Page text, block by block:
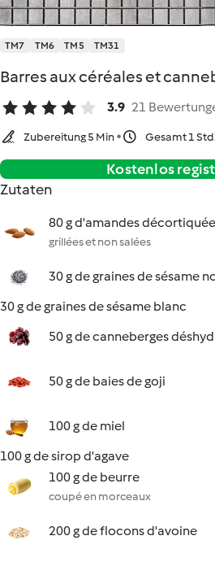
TM7 TM6 TM5 TM31
Barres aux céréales et
3.9 21
Zubereitung 5 Min Gesamt 1
Kostenlos
Zutaten
80 g d'amandes
grillées et non salées
30 g de graines de sésame
30 g de graines de sésame blanc
50 g de canneberges
50 g de baies de goji
100 g de miel
100 g de sirop d'agave
100 g de beurre
coupé en morceaux
200 g de flocons d'avoine